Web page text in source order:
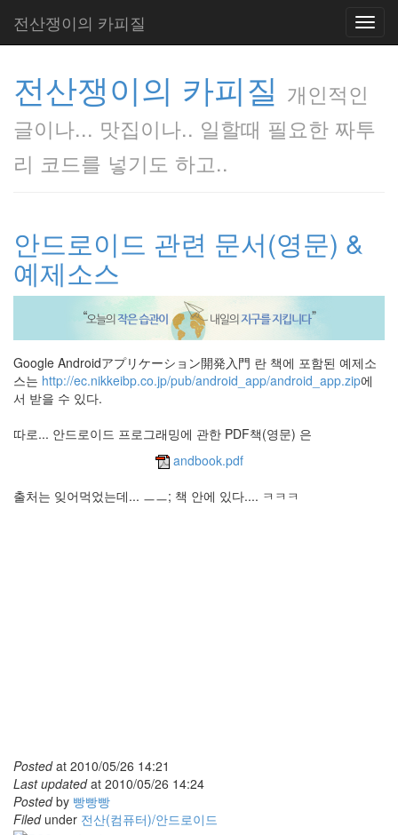
전산쟁이의 카피질
전산쟁이의 카피질 개인적인
글이나... 맛집이나.. 일할때 필요한 짜투
리 코드를 넣기도 하고..
안드로이드 관련 문서(영문) &
예제소스
Google Androidアプリケーション開発入門 란 책에 포함된 예제소
스는 http://ec.nikkeibp.co.jp/pub/android_app/android_app.zip에
서 받을 수 있다.
따로... 안드로이드 프로그래밍에 관한 PDF책(영문) 은
andbook.pdf
출처는 잊어먹었는데... ㅡㅡ; 책 안에 있다.... ㅋㅋㅋ
Postedat 2010/05/26 14:21
Last updatedat 2010/05/26 14:24
Postedby 빵빵빵
Filedunder 전산(컴퓨터)/안드로이드